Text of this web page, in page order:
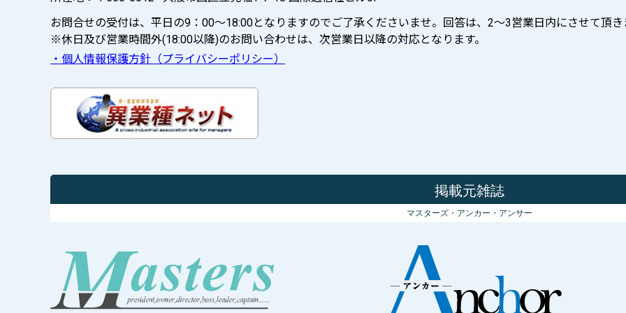
お問合せの受付は、平日の9：00～18:00となりますのでご了承くださいませ。回答は、2〜3営業日内にさせて頂き
※休日及び営業時間外(18:00以降)のお問い合わせは、次営業日以降の対応となります。
・個人情報保護方針（プライバシーポリシー）
掲載元雑誌
マスターズ・アンカー・アンサー